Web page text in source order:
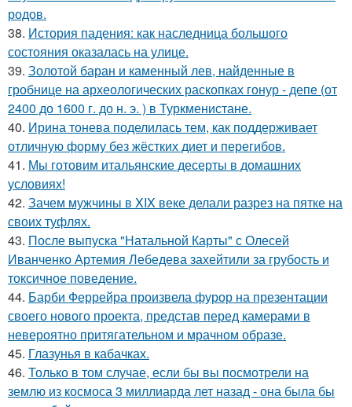
родов.
38. История падения: как наследница большого
состояния оказалась на улице.
39. Золотой баран и каменный лев, найденные в
гробнице на археологических раскопках гонур - депе (от
2400 до 1600 г. до н. э. ) в Туркменистане.
40. Ирина тонева поделилась тем, как поддерживает
отличную форму без жёстких диет и перегибов.
41. Мы готовим итальянские десерты в домашних
условиях!
42. Зачем мужчины в XIX веке делали разрез на пятке на
своих туфлях.
43. После выпуска "Натальной Карты" с Олесей
Иванченко Артемия Лебедева захейтили за грубость и
токсичное поведение.
44. Барби Феррейра произвела фурор на презентации
своего нового проекта, представ перед камерами в
невероятно притягательном и мрачном образе.
45. Глазунья в кабачках.
46. Только в том случае, если бы вы посмотрели на
землю из космоса 3 миллиарда лет назад - она была бы